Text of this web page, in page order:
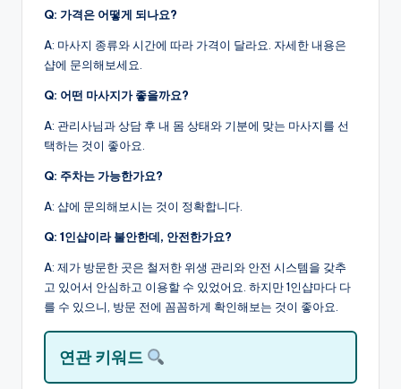
Q: 가격은 어떻게 되나요?
A: 마사지 종류와 시간에 따라 가격이 달라요. 자세한 내용은
샵에 문의해보세요.
Q: 어떤 마사지가 좋을까요?
A: 관리사님과 상담 후 내 몸 상태와 기분에 맞는 마사지를 선
택하는 것이 좋아요.
Q: 주차는 가능한가요?
A: 샵에 문의해보시는 것이 정확합니다.
Q: 1인샵이라 불안한데, 안전한가요?
A: 제가 방문한 곳은 철저한 위생 관리와 안전 시스템을 갖추
고 있어서 안심하고 이용할 수 있었어요. 하지만 1인샵마다 다
를 수 있으니, 방문 전에 꼼꼼하게 확인해보는 것이 좋아요.
연관 키워드